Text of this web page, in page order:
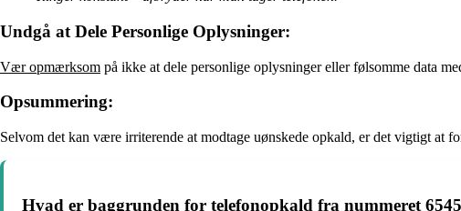
Undgå at Dele Personlige Oplysninger:
Vær opmærksom på ikke at dele personlige oplysninger eller følsomme data
Opsummering:
Selvom det kan være irriterende at modtage uønskede opkald, er det vigtigt
Hvad er baggrunden for telefonopkald fra nummeret